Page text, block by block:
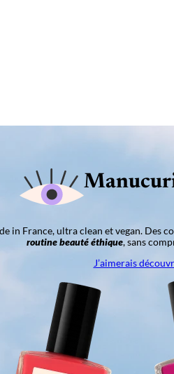
in France, ultra clean et vegan. Des
routine beauté éthique, sans
J’aimerais